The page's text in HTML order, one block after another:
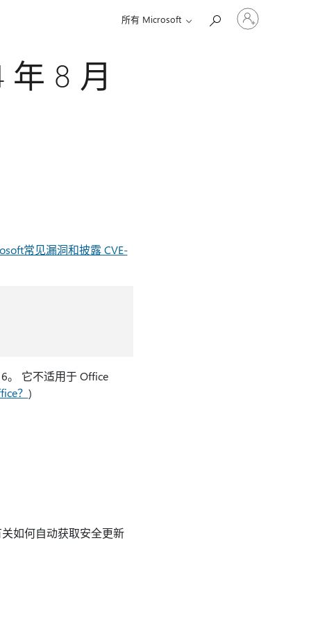
所有 Microsoft
请
登
年 8 月
常见漏洞和披露 CVE-
。 它不适用于 Office
？ )
如何自动获取安全更新